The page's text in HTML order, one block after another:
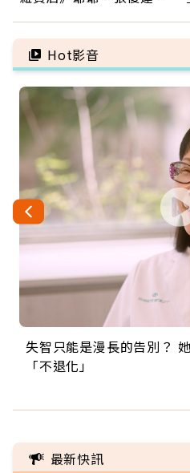
善待自己
Hot影音
失智只能是漫長的告別？
「不退化」
來自剛果的巧克力神父 為
的家，我連作夢都講台語！
63歲卸矽谷副總、搬回台
丑」走進安養院，逗樂上
104歲打破金氏世界紀錄
手，分享長壽的秘密原來是
事業巔峰他選擇追夢…黑
巨蛋！連CNN都大讚！
最新快訊